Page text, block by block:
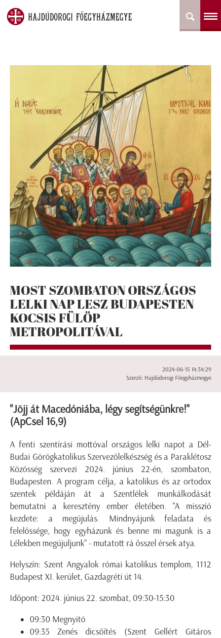
MOST SZOMBATON ORSZÁGOS
LELKI NAP LESZ BUDAPESTEN
KOCSIS FÜLÖP
METROPOLITÁVAL
2024-06-15 14:34:29
Szerző: Hajdúdorogi Főegyházmegye
"Jöjj át Macedóniába, légy segítségünkre!"
(ApCsel 16,9)
A fenti szentírási mottóval országos lelki napot a Dél-
Budai Görögkatolikus Szervezőlelkészség és a Paraklétosz
Közösség szervezi 2024. június 22-én, szombaton,
Budapesten. A program célja, a katolikus és az ortodox
szentek példáján át a Szentlélek munkálkodását
bemutatni a keresztény ember életében. "A misszió
kezdete: a megújulás. Mindnyájunk feladata és
felelőssége, hogy egyházunk és benne mi magunk is a
Lélekben megújuljunk" - mutatott rá ősszel érsek atya.
Helyszín: Szent Angyalok római katolikus templom, 1112
Budapest XI. kerület, Gazdagréti út 14.
Időpont: 2024. június 22. szombat, 09:30-15:30
09:30 Megnyitó
09:35 Zenés dicsőítés (Szent Gellért Gitáros